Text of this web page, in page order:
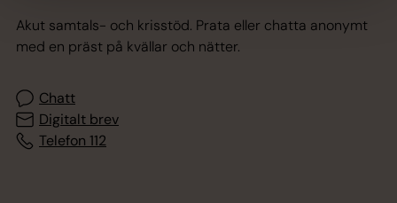
Akut samtals- och krisstöd. Prata eller chatta anonymt
med en präst på kvällar och nätter.
Chatt
Digitalt brev
Telefon 112